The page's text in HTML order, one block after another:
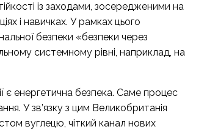
із заходами, зосередженими на
і навичках. У рамках цього
безпеки «безпеки через
системному рівні, наприклад, на
енергетична безпека. Саме процес
У зв’язку з цим Великобританія
вуглецю, чіткий канал нових